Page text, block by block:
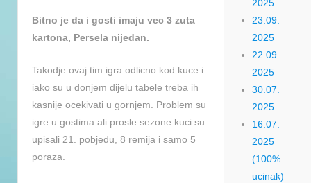
Bitno je da i gosti imaju vec 3 zuta
kartona, Persela nijedan.
Takodje ovaj tim igra odlicno kod kuce i
iako su u donjem dijelu tabele treba ih
kasnije ocekivati u gornjem. Problem su
igre u gostima ali prosle sezone kuci su
upisali 21. pobjedu, 8 remija i samo 5
poraza.
2025
23.09.
2025
22.09.
2025
30.07.
2025
16.07.
2025
(100%
ucinak)